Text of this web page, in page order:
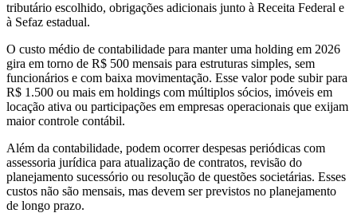
tributário escolhido, obrigações adicionais junto à Receita Federal e
à Sefaz estadual.
O custo médio de contabilidade para manter uma holding em 2026
gira em torno de R$ 500 mensais para estruturas simples, sem
funcionários e com baixa movimentação. Esse valor pode subir para
R$ 1.500 ou mais em holdings com múltiplos sócios, imóveis em
locação ativa ou participações em empresas operacionais que exijam
maior controle contábil.
Além da contabilidade, podem ocorrer despesas periódicas com
assessoria jurídica para atualização de contratos, revisão do
planejamento sucessório ou resolução de questões societárias. Esses
custos não são mensais, mas devem ser previstos no planejamento
de longo prazo.